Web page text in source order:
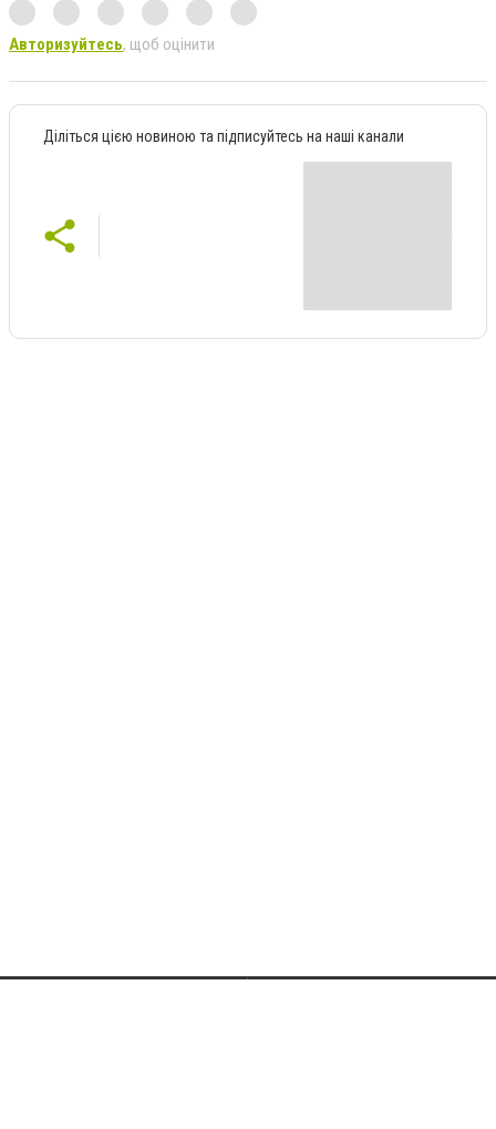
Авторизуйтесь, щоб оцінити
Діліться цією новиною та підписуйтесь на наші канали